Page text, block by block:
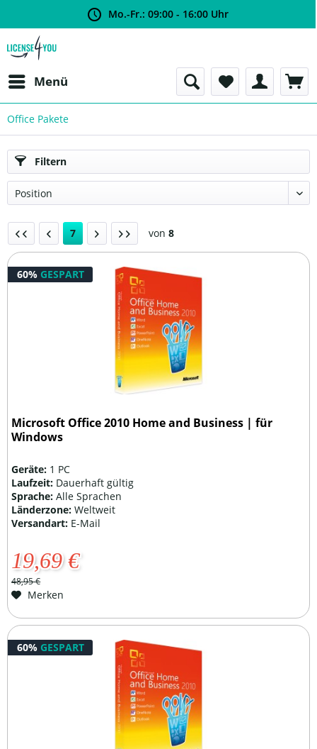
Mo.-Fr.: 09:00 - 16:00 Uhr
Menü
Office Pakete
Filtern
7 von 8
60% GESPART
Microsoft Office 2010 Home and Business | für
Windows
Geräte: 1 PC
Laufzeit: Dauerhaft gültig
Sprache:Alle Sprachen
Länderzone:Weltweit
Versandart: E-Mail
19,69 €
48,95 €
Merken
60% GESPART